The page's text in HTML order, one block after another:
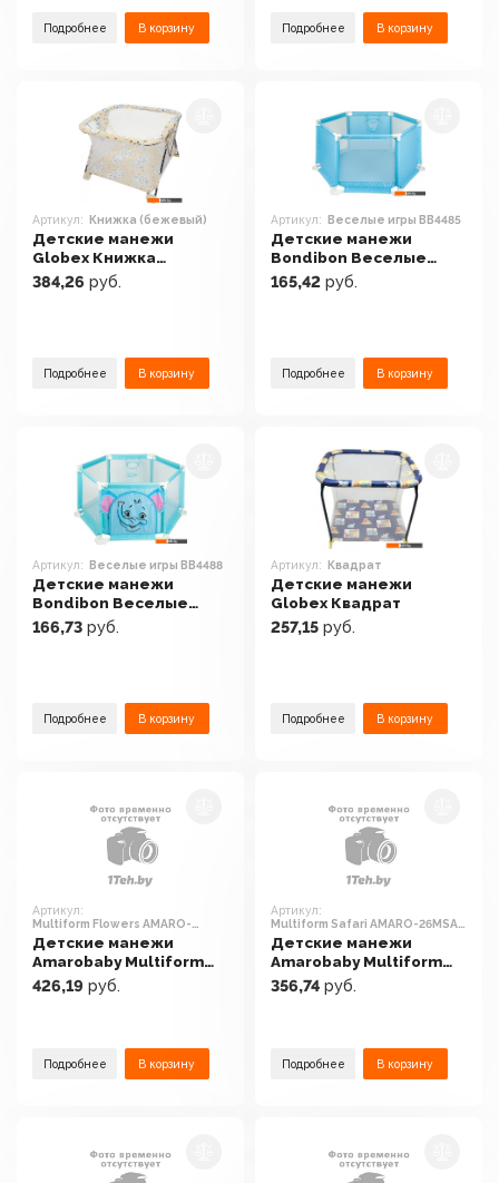
Подробнее В корзину Подробнее В корзину
Артикул: Книжка (бежевый)
Детские манежи
Globex Книжка
(бежевый)
384,26 руб.
Подробнее В корзину
Артикул: Веселые игры BB4485
Детские манежи
Bondibon Веселые
игры BB4485
165,42 руб.
Подробнее В корзину
Артикул: Веселые игры BB4488
Детские манежи
Bondibon Веселые
игры BB4488
166,73 руб.
Подробнее В корзину
Артикул: Квадрат
Детские манежи
Globex Квадрат
257,15 руб.
Подробнее В корзину
Артикул:
Multiform Flowers AMARO-
26MFL-F (фиолетовый)
Детские манежи
Amarobaby Multiform
Flowers AMARO-26MFL-F
(фиолетовый)
426,19 руб.
Подробнее В корзину
Артикул:
Multiform Safari AMARO-26MSA-
Ze (зеленый)
Детские манежи
Amarobaby Multiform
Safari AMARO-26MSA-Ze
(зеленый)
356,74 руб.
Подробнее В корзину